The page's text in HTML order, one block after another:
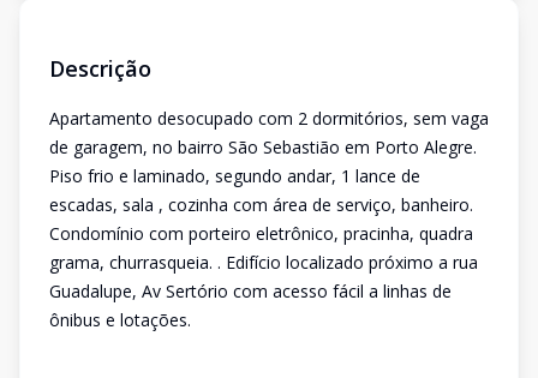
Descrição
Apartamento desocupado com 2 dormitórios, sem vaga
de garagem, no bairro São Sebastião em Porto Alegre.
Piso frio e laminado, segundo andar, 1 lance de
escadas, sala , cozinha com área de serviço, banheiro.
Condomínio com porteiro eletrônico, pracinha, quadra
grama, churrasqueia. . Edifício localizado próximo a rua
Guadalupe, Av Sertório com acesso fácil a linhas de
ônibus e lotações.